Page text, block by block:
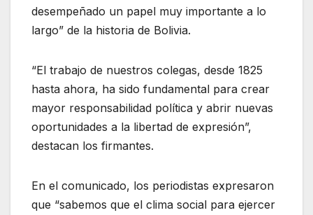
desempeñado un papel muy importante a lo
largo” de la historia de Bolivia.
“El trabajo de nuestros colegas, desde 1825
hasta ahora, ha sido fundamental para crear
mayor responsabilidad política y abrir nuevas
oportunidades a la libertad de expresión”,
destacan los firmantes.
En el comunicado, los periodistas expresaron
que “sabemos que el clima social para ejercer